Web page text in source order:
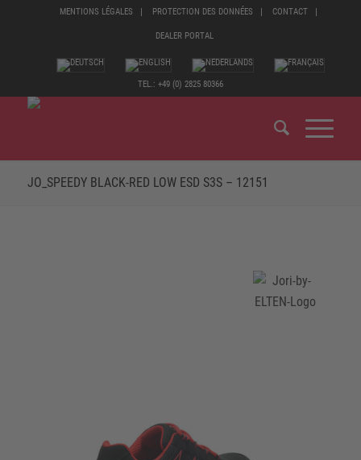
MENTIONS LÉGALES PROTECTION DES DONNÉES CONTACT
DEALER PORTAL
TEL.: +49 (0) 2825 80366
JO_SPEEDY BLACK-RED LOW ESD S3S – 12151